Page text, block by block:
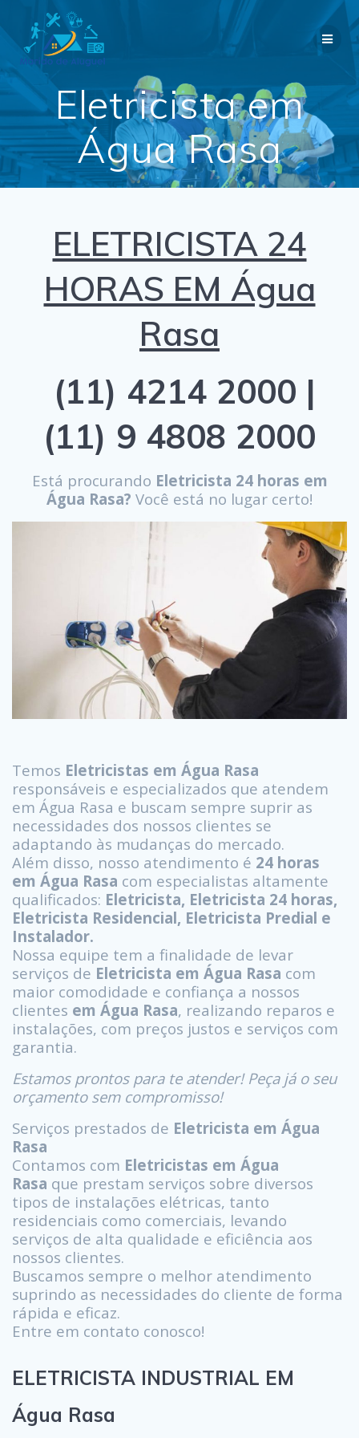
Eletricista em
Água Rasa
ELETRICISTA 24
HORAS EM Água
Rasa
(11) 4214 2000 |
(11) 9 4808 2000
Está procurando Eletricista 24 horas em
Água Rasa? Você está no lugar certo!
Temos Eletricistas em Água Rasa
responsáveis e especializados que atendem
em Água Rasa e buscam sempre suprir as
necessidades dos nossos clientes se
adaptando às mudanças do mercado.
Além disso, nosso atendimento é 24 horas
em Água Rasa com especialistas altamente
qualificados: Eletricista, Eletricista 24 horas,
Eletricista Residencial, Eletricista Predial e
Instalador.
Nossa equipe tem a finalidade de levar
serviços de Eletricista em Água Rasa com
maior comodidade e confiança a nossos
clientes em Água Rasa, realizando reparos e
instalações, com preços justos e serviços com
garantia.
Estamos prontos para te atender! Peça já o seu
orçamento sem compromisso!
Serviços prestados de Eletricista em Água
Rasa
Contamos com Eletricistas em Água
Rasa que prestam serviços sobre diversos
tipos de instalações elétricas, tanto
residenciais como comerciais, levando
serviços de alta qualidade e eficiência aos
nossos clientes.
Buscamos sempre o melhor atendimento
suprindo as necessidades do cliente de forma
rápida e eficaz.
Entre em contato conosco!
ELETRICISTA INDUSTRIAL EM
Água Rasa